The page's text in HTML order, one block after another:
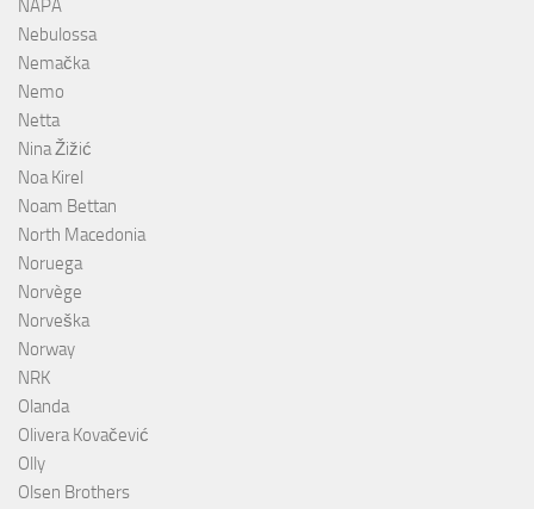
NAPA
Nebulossa
Nemačka
Nemo
Netta
Nina Žižić
Noa Kirel
Noam Bettan
North Macedonia
Noruega
Norvège
Norveška
Norway
NRK
Olanda
Olivera Kovačević
Olly
Olsen Brothers